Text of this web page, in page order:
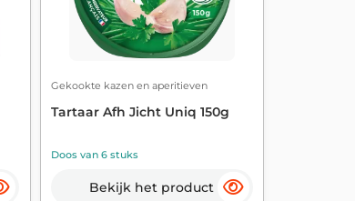
Gekookte kazen en aperitieven
Tartaar Afh Jicht Uniq 150g
Doos van 6 stuks
Bekijk het product